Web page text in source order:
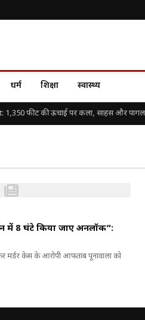
धर्म शिक्षा स्वास्थ्य
फीट की ऊंचाई पर कला, साहस और
में 8 घंटे किया जाए अनलॉक”:
मर्डर केस के आरोपी आफताब पूनावाला को